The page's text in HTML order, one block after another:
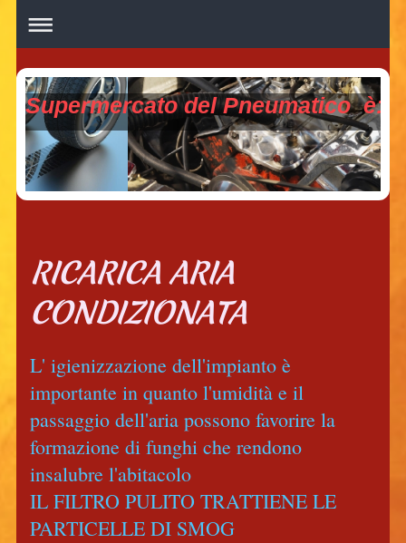
Supermercato del
RICARICA ARIA
CONDIZIONATA
L' igienizzazione dell'impianto è
importante in quanto l'umidità e il
passaggio dell'aria possono favorire la
formazione di funghi che rendono
insalubre l'abitacolo
IL FILTRO PULITO TRATTIENE LE
PARTICELLE DI SMOG